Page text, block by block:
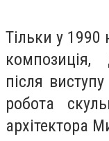
Тільки у 1990
після
робота
архітектора